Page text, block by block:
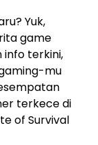
Yuk,
game
info terkini,
mu
terkece di
of Survival